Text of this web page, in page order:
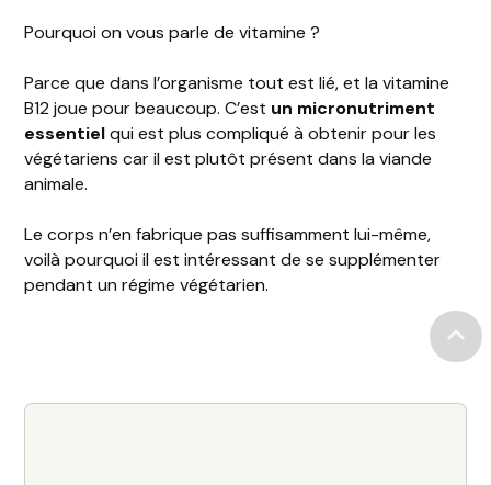
Pourquoi on vous parle de vitamine ?
Parce que dans l’organisme tout est lié, et la vitamine
B12 joue pour beaucoup. C’est un micronutriment
essentielqui est plus compliqué à obtenir pour les
végétariens car il est plutôt présent dans la viande
animale.
Le corps n’en fabrique pas suffisamment lui-même,
voilà pourquoi il est intéressant de se supplémenter
pendant un régime végétarien.